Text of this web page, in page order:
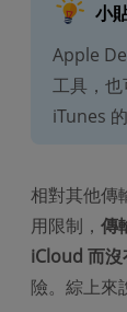
小
Apple
工具，
iTunes
相對其他傳
用限制， 傳
iCloud 而
險。綜上來